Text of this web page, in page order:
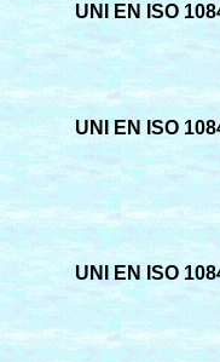
UNI EN ISO
UNI EN ISO
UNI EN ISO